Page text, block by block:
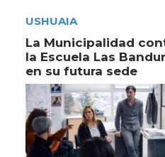
USHUAIA
La Municipalidad
la Escuela Las
en su futura sede